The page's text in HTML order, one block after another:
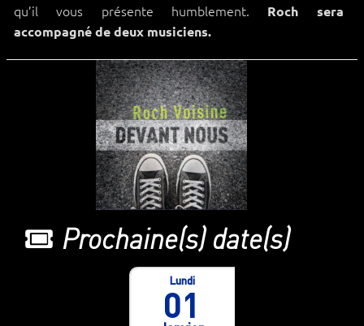
qu’il vous présente humblement. Roch sera
accompagné de deux musiciens.
Prochaine(s) date(s)
Lundi
01